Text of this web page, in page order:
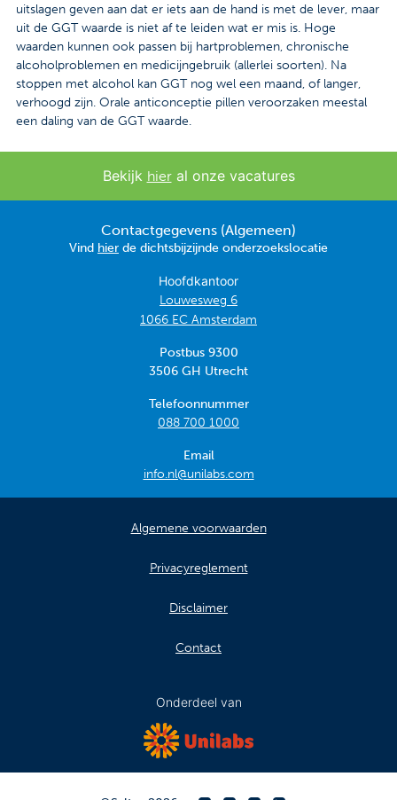
uitslagen geven aan dat er iets aan de hand is met de lever, maar
uit de GGT waarde is niet af te leiden wat er mis is. Hoge
waarden kunnen ook passen bij hartproblemen, chronische
alcoholproblemen en medicijngebruik (allerlei soorten). Na
stoppen met alcohol kan GGT nog wel een maand, of langer,
verhoogd zijn. Orale anticonceptie pillen veroorzaken meestal
een daling van de GGT waarde.
Bekijk hieral onze vacatures
Contactgegevens (Algemeen)
Vind hier de dichtsbijzijnde onderzoekslocatie
Hoofdkantoor
Louwesweg 6
1066 EC Amsterdam
Postbus 9300
3506 GH Utrecht
Telefoonnummer
088 700 1000
Email
info.nl@unilabs.com
Algemene voorwaarden
Privacyreglement
Disclaimer
Contact
Onderdeel van